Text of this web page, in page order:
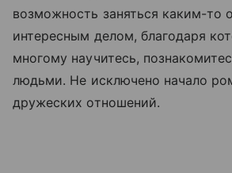
возможность заняться каким-то
интересным делом, благодаря
многому научитесь,
людьми. Не исключено начало
дружеских отношений.